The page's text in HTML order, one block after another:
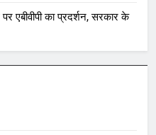
एबीवीपी का प्रदर्शन, सरकार के